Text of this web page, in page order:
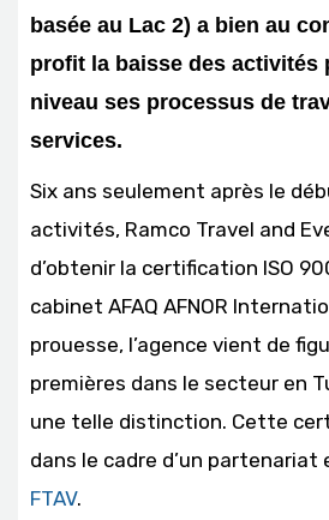
basée au Lac 2) a bien au
profit la baisse des activités
niveau ses processus de
services.
Six ans seulement après le
activités, Ramco Travel and
d’obtenir la certification ISO
cabinet AFAQ AFNOR
prouesse, l’agence vient de
premières dans le secteur en
une telle distinction. Cette
dans le cadre d’un partenariat
FTAV.